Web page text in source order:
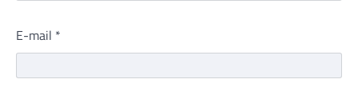
E-mail *